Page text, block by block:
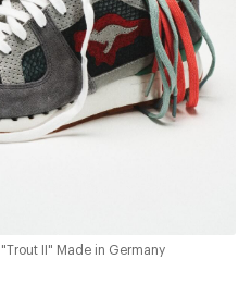
II" Made in Germany